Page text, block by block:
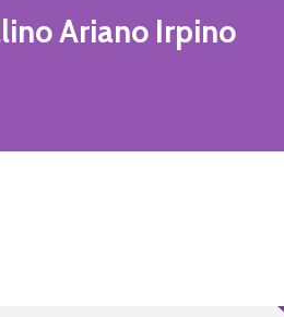
Ariano Irpino